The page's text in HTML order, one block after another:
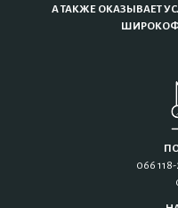
А ТАКЖЕ ОКАЗЫВАЕТ
066